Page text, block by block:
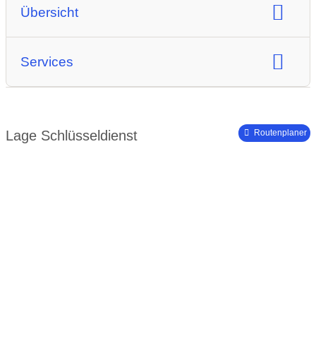
Übersicht
Services
Lage Schlüsseldienst Routenplaner